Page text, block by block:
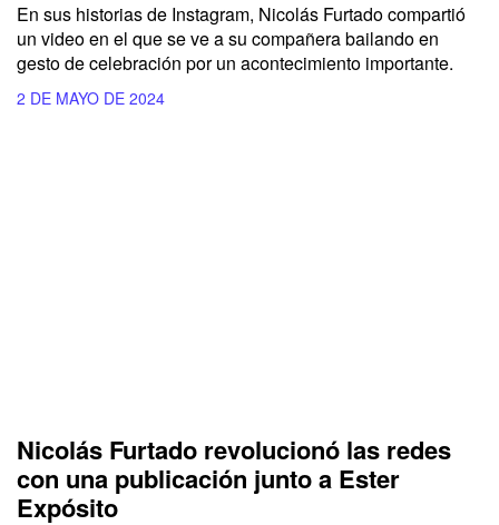
En sus historias de Instagram, Nicolás Furtadocompartió
un video en el que se ve a su compañera bailando en
gesto de celebración por un acontecimiento importante.
2 DE MAYO DE 2024
Nicolás Furtado revolucionó las redes
con una publicación junto a Ester
Expósito